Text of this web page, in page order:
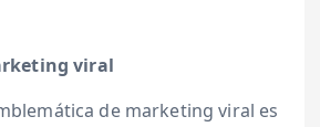
viral
de marketing viral es